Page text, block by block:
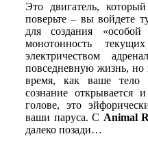
Это двигатель,
поверьте – вы войдете
для создания
монотонность
электричеством
повседневную жизнь, но
время, как ваше тело
сознание
голове, это
ваши паруса. С Animal
далеко позади…